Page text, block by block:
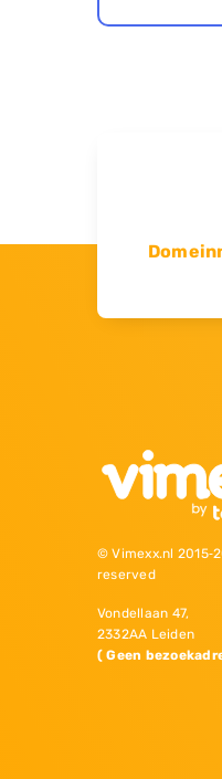
© Vimexx.nl
reserved
Vondellaan 47,
2332AA Leiden
( Geen